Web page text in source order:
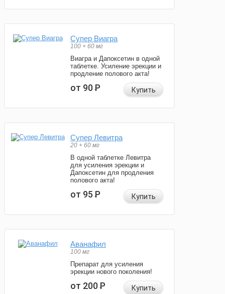
Супер Виагра
100 + 60 мг
Виагра и Дапоксетин в одной
таблетке. Усиление эрекции и
продление полового акта!
от 90Р Купить
Супер Левитра
20 + 60 мг
В одной таблетке Левитра
для усиления эрекции и
Дапоксетин для продления
полового акта!
от 95Р Купить
Аванафил
100 мг
Препарат для усиления
эрекции нового поколения!
от 200Р Купить